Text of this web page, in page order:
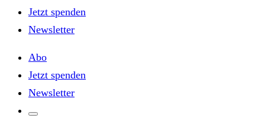
Jetzt spenden
Newsletter
Abo
Jetzt spenden
Newsletter